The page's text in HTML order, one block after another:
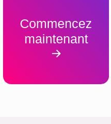
Commencez
maintenant